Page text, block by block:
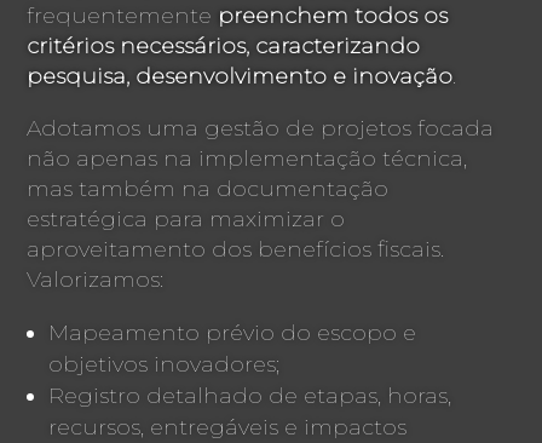
frequentemente preenchem todos os
critérios necessários, caracterizando
pesquisa, desenvolvimento e inovação.
Adotamos uma gestão de projetos focada
não apenas na implementação técnica,
mas também na documentação
estratégica para maximizar o
aproveitamento dos benefícios fiscais.
Valorizamos:
Mapeamento prévio do escopo e
objetivos inovadores;
Registro detalhado de etapas, horas,
recursos, entregáveis e impactos